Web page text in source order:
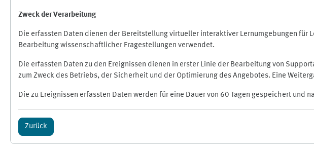
Zweck der Verarbeitung
Die erfassten Daten dienen der Bereitstellung virtueller interaktiver Lernumgebungen für
Bearbeitung wissenschaftlicher Fragestellungen verwendet.
Die erfassten Daten zu den Ereignissen dienen in erster Linie der Bearbeitung von
zum Zweck des Betriebs, der Sicherheit und der Optimierung des Angebotes. Eine
Die zu Ereignissen erfassten Daten werden für eine Dauer von 60 Tagen gespeichert
Zurück